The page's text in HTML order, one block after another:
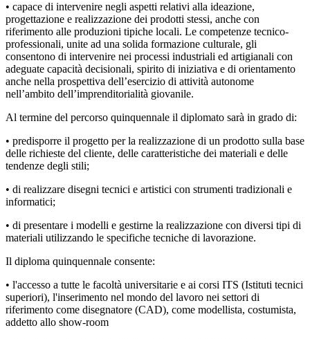
• capace di intervenire negli aspetti relativi alla ideazione,
progettazione e realizzazione dei prodotti stessi, anche con
riferimento alle produzioni tipiche locali. Le competenze tecnico-
professionali, unite ad una solida formazione culturale, gli
consentono di intervenire nei processi industriali ed artigianali con
adeguate capacità decisionali, spirito di iniziativa e di orientamento
anche nella prospettiva dell’esercizio di attività autonome
nell’ambito dell’imprenditorialità giovanile.
Al termine del percorso quinquennale il diplomato sarà in grado di:
• predisporre il progetto per la realizzazione di un prodotto sulla base
delle richieste del cliente, delle caratteristiche dei materiali e delle
tendenze degli stili;
• di realizzare disegni tecnici e artistici con strumenti tradizionali e
informatici;
• di presentare i modelli e gestirne la realizzazione con diversi tipi di
materiali utilizzando le specifiche tecniche di lavorazione.
Il diploma quinquennale consente:
• l'accesso a tutte le facoltà universitarie e ai corsi ITS (Istituti tecnici
superiori), l'inserimento nel mondo del lavoro nei settori di
riferimento come disegnatore (CAD), come modellista, costumista,
addetto allo show-room